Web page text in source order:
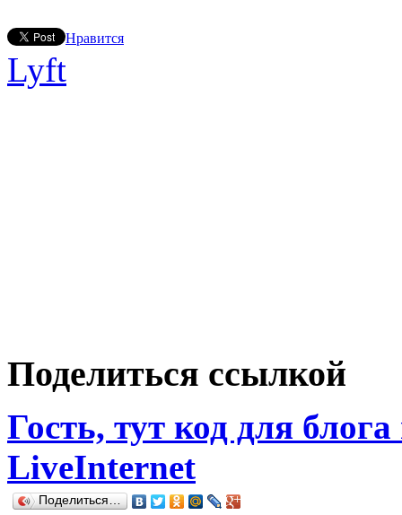
Нравится
Lyft
Поделиться ссылкой
Гость, тут код для
LiveInternet
Поделиться…